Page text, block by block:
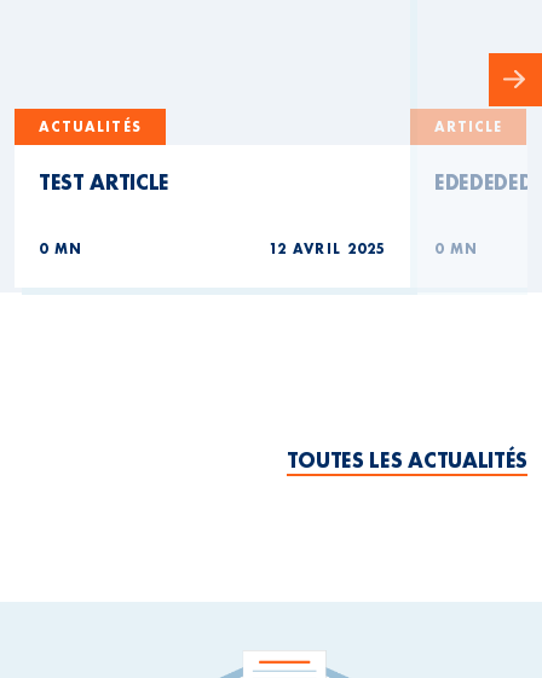
ACTUALITÉS
TEST ARTICLE
0 MN 12 AVRIL 2025
ARTICLE
EDEDEDED
0 MN
TOUTES LES ACTUALITÉS